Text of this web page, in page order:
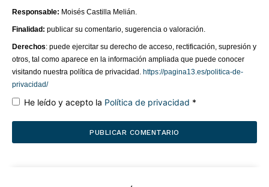
Responsable: Moisés Castilla Melián.
Finalidad: publicar su comentario, sugerencia o valoración.
Derechos: puede ejercitar su derecho de acceso, rectificación, supresión y
otros, tal como aparece en la información ampliada que puede conocer
visitando nuestra política de privacidad. https://pagina13.es/politica-de-
privacidad/
He leído y acepto la Política de privacidad *